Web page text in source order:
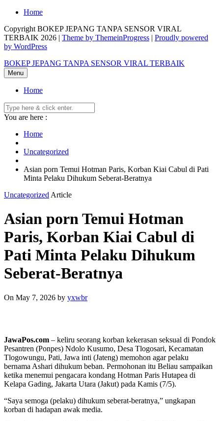
Skip
content
Home
Copyright BOKEP JEPANG TANPA SENSOR VIRAL
TERBAIK 2026 | Theme by ThemeinProgress | Proudly powered
by WordPress
BOKEP JEPANG TANPA SENSOR VIRAL TERBAIK
Menu
Home
You are here :
Home
Uncategorized
Asian porn Temui Hotman Paris, Korban Kiai Cabul di Pati
Minta Pelaku Dihukum Seberat-Beratnya
Uncategorized Article
Asian porn Temui Hotman
Paris, Korban Kiai Cabul di
Pati Minta Pelaku Dihukum
Seberat-Beratnya
On May 7, 2026 by yxwbr
JawaPos.com – keliru seorang korban kekerasan seksual di Pondok
Pesantren (Ponpes) Ndolo Kusumo, Desa Tlogosari, Kecamatan
Tlogowungu, Pati, Jawa inti (Jateng) memohon agar pelaku
bernama Ashari dihukum beban. Permohonan itu Beliau sampaikan
ketika menemui pengacara kondang Hotman Paris Hutapea di
Kelapa Gading, Jakarta Utara (Jakut) pada Kamis (7/5).
“Saya semoga (pelaku) dihukum seberat-beratnya,” ungkapan
korban di hadapan awak media.